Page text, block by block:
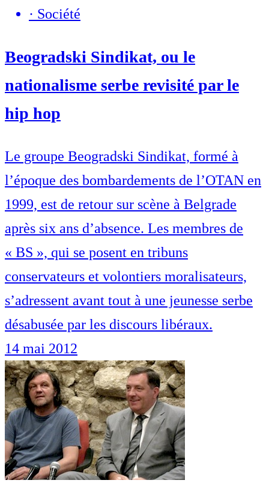
· Société
Beogradski Sindikat, ou le
nationalisme serbe revisité par le
hip hop
Le groupe Beogradski Sindikat, formé à
l’époque des bombardements de l’OTAN en
1999, est de retour sur scène à Belgrade
après six ans d’absence. Les membres de
« BS », qui se posent en tribuns
conservateurs et volontiers moralisateurs,
s’adressent avant tout à une jeunesse serbe
désabusée par les discours libéraux.
14 mai 2012